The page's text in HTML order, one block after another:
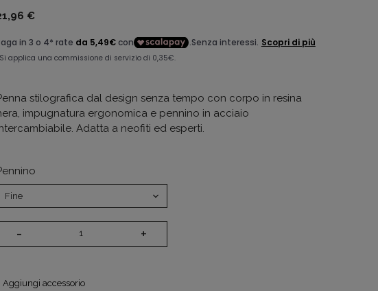
€
stilografica dal design senza tempo con corpo in resina
impugnatura ergonomica e pennino in acciaio
Adatta a neofiti ed esperti.
- +
Aggiungi accessorio